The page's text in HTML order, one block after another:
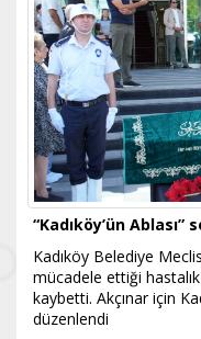
“Kadıköy’ün
Kadıköy Belediye
mücadele ettiği
kaybetti. Akçınar için
düzenlendi